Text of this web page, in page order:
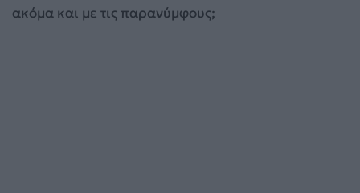
ακόμα και με τις παρανύμφους;